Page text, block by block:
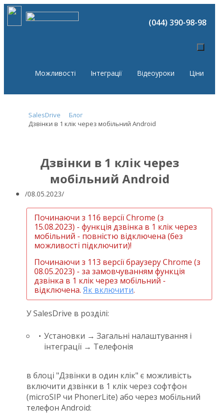
(044) 390-98-98
Можливості Інтеграції Відеоуроки Ціни
SalesDrive
Блог
Дзвінки в 1 клік через мобільний Android
Дзвінки в 1 клік через
мобільний Android
08.05.2023
Починаючи з 116 версії Chrome (з
15.08.2023) - функція дзвінка в 1 клік через
мобільний - повністю відключена (без
можливості підключити)!
Починаючи з 113 версії браузеру Chrome (з
08.05.2023) - за замовчуванням функція
дзвінка в 1 клік через мобільний -
відключена. Як включити.
У SalesDrive в розділі:
Установки → Загальні налаштування і
інтеграції → Телефонія
в блоці "Дзвінки в один клік" є можливість
включити дзвінки в 1 клік через софтфон
(microSIP чи PhonerLite) або через мобільний
телефон Android: